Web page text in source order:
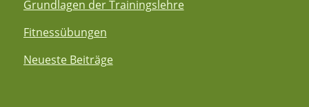
Grundlagen der Trainingslehre
Fitnessübungen
Neueste Beiträge